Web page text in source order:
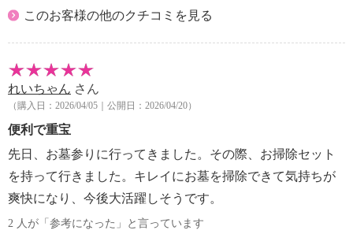
このお客様の他のクチコミを見る
れいちゃん さん
（購入日：2026/04/05｜公開日：2026/04/20）
便利で重宝
先日、お墓参りに行ってきました。その際、お掃除セット
を持って行きました。キレイにお墓を掃除できて気持ちが
爽快になり、今後大活躍しそうです。
2 人が「参考になった」と言っています